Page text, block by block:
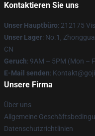
Kontaktieren Sie uns
Unser Hauptbüro: 212175
Unser Lager: No.1,
CN
Geruch: 9AM – 5PM (Mon –
E-Mail senden:
Unsere Firma
Über uns
Allgemeine
Datenschutzrichtlinien